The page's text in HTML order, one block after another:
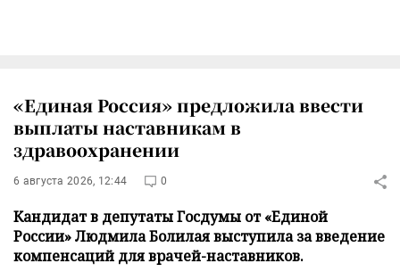
«Единая Россия» предложила ввести
выплаты наставникам в
здравоохранении
6 августа 2026, 12:44 0
Кандидат в депутаты Госдумы от «Единой
России» Людмила Болилая выступила за введение
компенсаций для врачей-наставников.